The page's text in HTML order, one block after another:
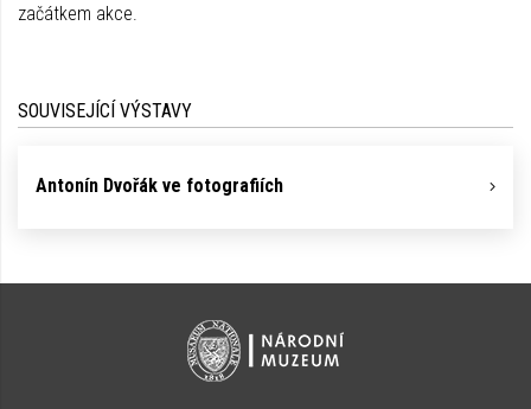
začátkem akce.
SOUVISEJÍCÍ VÝSTAVY
Antonín Dvořák ve fotografiích